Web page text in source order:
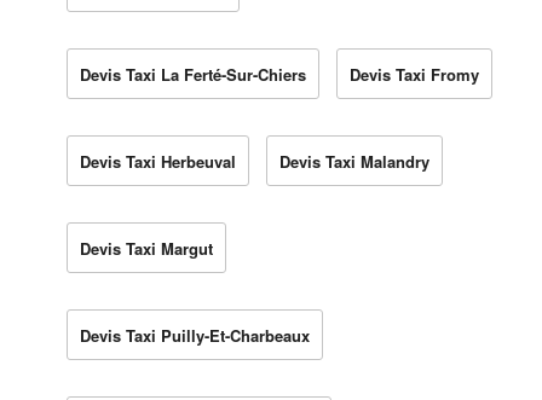
Devis Taxi La Ferté-Sur-Chiers Devis Taxi Fromy
Devis Taxi Herbeuval Devis Taxi Malandry
Devis Taxi Margut
Devis Taxi Puilly-Et-Charbeaux